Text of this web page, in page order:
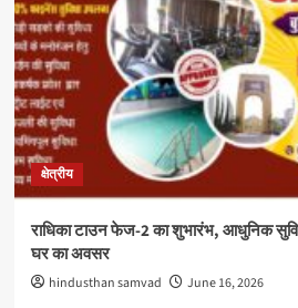
क्षेत्रीय
राधिका टाउन फेज-2 का शुभारंभ, आधुनिक
घर का अवसर
hindusthan samvad June 16, 2026